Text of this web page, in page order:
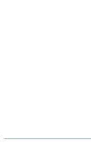
公斤，方能使用「
人與您聯繫，若同意